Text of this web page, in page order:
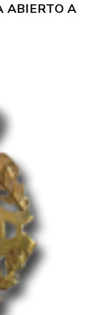
ABIERTO A